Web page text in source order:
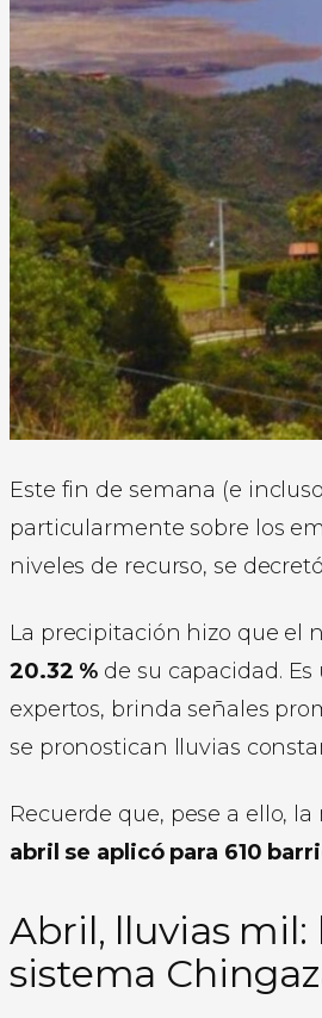
Este fin de semana (e
particularmente sobre los
niveles de recurso, se
La precipitación hizo que el
20.32 % de su capacidad.
expertos, brinda señales
se pronostican lluvias
Recuerde que, pese a ello,
abril se aplicó para 610
Abril, lluvias mil:
sistema